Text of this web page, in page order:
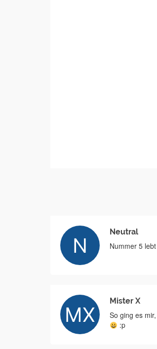
Neutral
Nummer 5 lebt
Mister X
So ging es
:p